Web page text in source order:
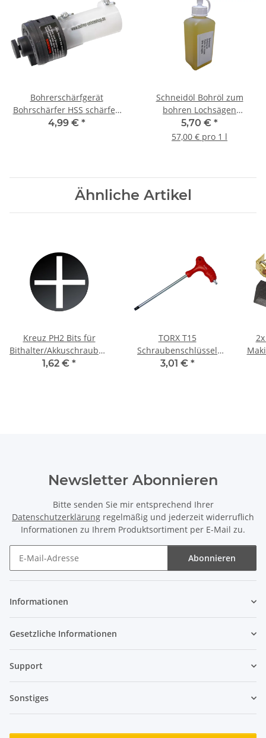
Bohrerschärfgerät
Bohrschärfer HSS schärfen
Ø 3-10 mm
4,99 € *
Schneidöl Bohröl zum
bohren Lochsägen
Metallbohrer 100ml
5,70 € *
57,00 € pro 1 l
Ähnliche Artikel
Kreuz PH2 Bits für
Bithalter/Akkuschrauber/Schlagschrauber
Material 50 mm
1,62 € *
TORX T15
Schraubenschlüssel
Schraubendreher T-Griff
3,01 € *
Newsletter Abonnieren
Bitte senden Sie mir entsprechend Ihrer
Datenschutzerklärung regelmäßig und jederzeit widerruflich
Informationen zu Ihrem Produktsortiment per E-Mail zu.
Abonnieren
Informationen
Gesetzliche Informationen
Support
Sonstiges